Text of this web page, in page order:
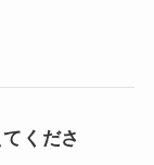
くださ